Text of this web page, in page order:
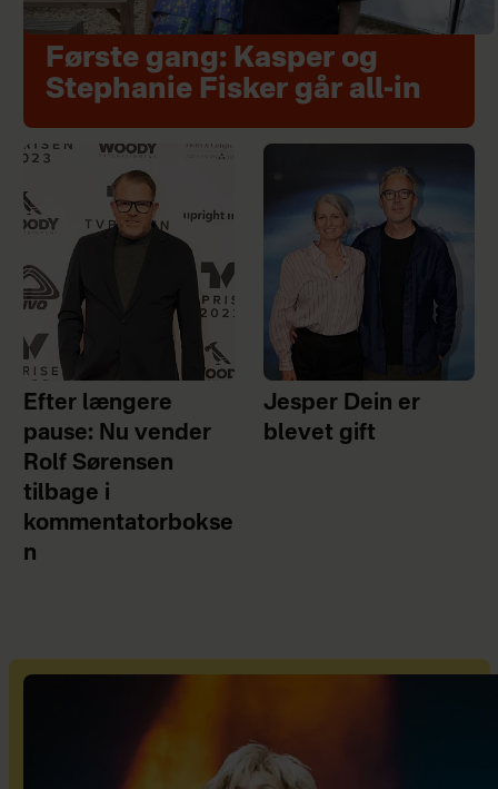
Første gang: Kasper og
Stephanie Fisker går all-in
Efter længere
pause: Nu vender
Rolf Sørensen
tilbage i
kommentatorbokse
n
Jesper Dein er
blevet gift